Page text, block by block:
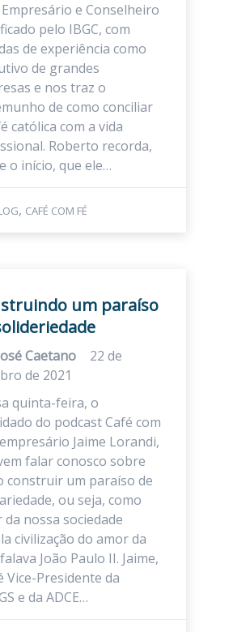
Empresário e Conselheiro
pelo IBGC, com
de experiência como
de grandes
e nos traz o
de como conciliar
católica com a vida
Roberto recorda,
o início, que ele…
, CAFÉ COM FÉ
um paraíso
Caetano
22 de
de 2021
quinta-feira, o
do podcast Café com
Jaime Lorandi,
falar conosco sobre
construir um paraíso de
ou seja, como
da nossa sociedade
civilização do amor da
João Paulo II. Jaime,
Vice-Presidente da
e da ADCE…